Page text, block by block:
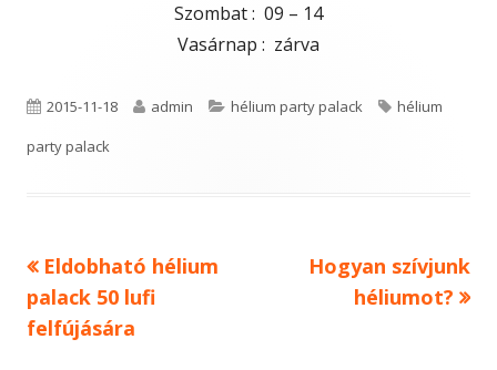
Szombat : 09 – 14
Vasárnap : zárva
P
u
i
s
2015-11-18
A
o
r
admin
C
hélium party palack
T
hélium
party palack
Bejegyzés
navigáció
Previous
article:
Eldobható hélium
palack 50 lufi
felfújására
Next
article:
Hogyan szívjunk
héliumot?